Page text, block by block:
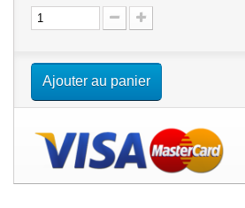
Ajouter au panier